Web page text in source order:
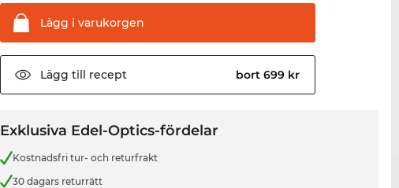
Lägg i varukorgen
Lägg till recept bort 699 kr
Exklusiva Edel-Optics-fördelar
Kostnadsfri tur- och returfrakt
30 dagars returrätt